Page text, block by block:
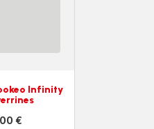
Infinity
€